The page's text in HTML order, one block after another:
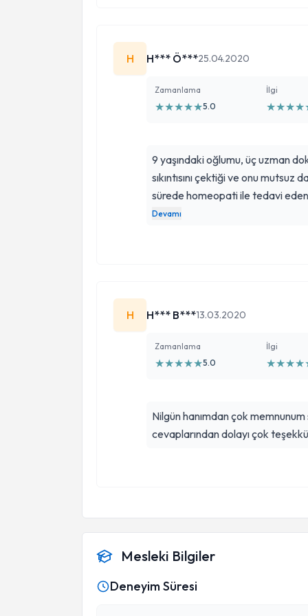
H H*** Ö***25.04.2020
Zamanlama
★★★★★5.0
İlgi
★★★★
9 yaşındaki oğlumu, üç uzman
sıkıntısını çektiği ve onu mutsuz
sürede homeopati ile tedavi
ederiz.🙏🏻🙏🏻🙏🏻Oğlum sadece
mutluluğumuzu kendi oğlu
takip ediyor.Sevgili doktorumuza
başarılar dilerim.İyi ki
Devamı
H H*** B***13.03.2020
Zamanlama
★★★★★5.0
İlgi
★★★★
Nilgün hanımdan çok memnunum
cevaplarından dolayı çok
Mesleki Bilgiler
Deneyim Süresi